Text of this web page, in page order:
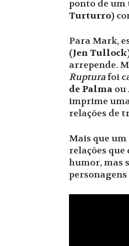
ponto de um
Turturro)
Para Mark,
(Jen Tullock
arrepende.
Rupturafoi
de Palma ou
imprime
relações de
Mais que um
relações
humor, mas
personagens